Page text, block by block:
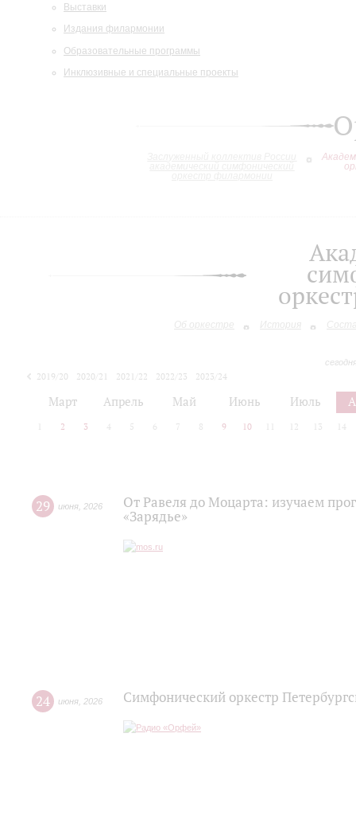
Выставки
Издания филармонии
Образовательные программы
Инклюзивные и специальные проекты
Об оркестре История
2019/20 2020/21 2021/22 2022/23
2023/24
Март Апрель Май Июнь Июль
2 3 4 5 6 7 8 9 10 12 13 14
29 июня 2026
От Равеля до Моцарта: изучаем
«Зарядье»
24 июня 2026 Симфонический оркестр